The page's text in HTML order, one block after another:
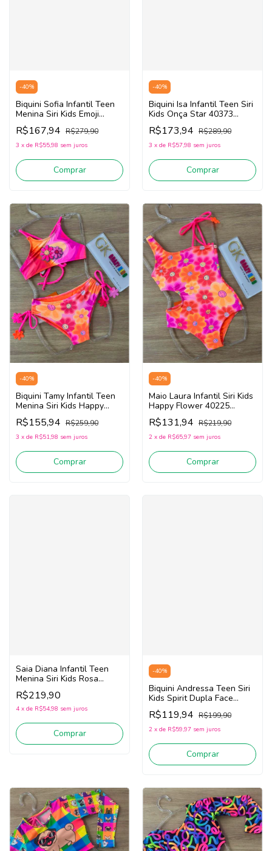
-40%
Biquini Sofia Infantil Teen
Menina Siri Kids Emoji
40324 (Preto/Rosa/Verde)
R$167,94 R$279,90
3 x de R$55,98 sem juros
Comprar
-40%
Biquini Isa Infantil Teen Siri
Kids Onça Star 40373
(Preto)
R$173,94 R$289,90
3 x de R$57,98 sem juros
Comprar
-40%
Biquini Tamy Infantil Teen
Menina Siri Kids Happy
Flower 40032
(Rosa/Laranja)
R$155,94 R$259,90
3 x de R$51,98 sem juros
Comprar
-40%
Maio Laura Infantil Siri Kids
Happy Flower 40225
(Rosa/Laranja)
R$131,94 R$219,90
2 x de R$65,97 sem juros
Comprar
Saia Diana Infantil Teen
Menina Siri Kids Rosa
40265
(Rosa/Laranja/Amarelo)
R$219,90
4 x de R$54,98 sem juros
Comprar
-40%
Biquini Andressa Teen Siri
Kids Spirit Dupla Face
40358 (Verde/Laranja)
R$119,94 R$199,90
2 x de R$59,97 sem juros
Comprar